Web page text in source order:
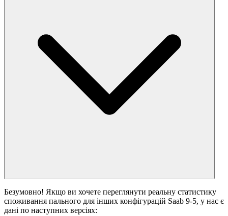
Безумовно! Якщо ви хочете переглянути реальну статистику
споживання пального для інших конфігурацій Saab 9-5, у нас є
дані по наступних версіях: